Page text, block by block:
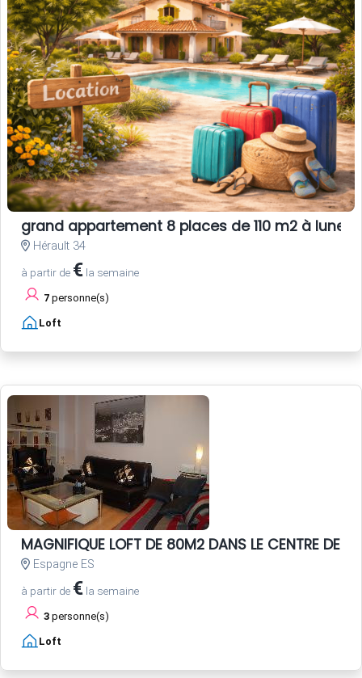
grand appartement 8 places de 110 m2 à lunel
Hérault 34
à partir de € la semaine
7 personne(s)
Loft
MAGNIFIQUE LOFT DE 80M2 DANS LE CENTRE DE
Espagne ES
à partir de € la semaine
3 personne(s)
Loft